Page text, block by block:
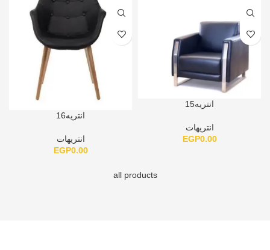
انتريه15
انتريهات
EGP0.00
انتريه16
انتريهات
EGP0.00
all products